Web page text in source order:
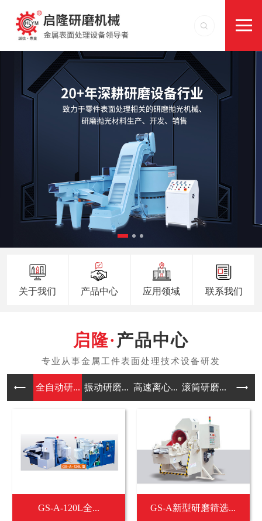
关于我们 产品中心 应用领域 联系我们
产品中心
全自动研... 振动研磨... 高速离心... 滚筒研磨... 涡流
GS-A-120L全... GS-A新型研磨筛选...